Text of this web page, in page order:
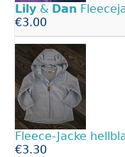
Lily & Dan
€3.00
Fleece-Jacke
€3.30